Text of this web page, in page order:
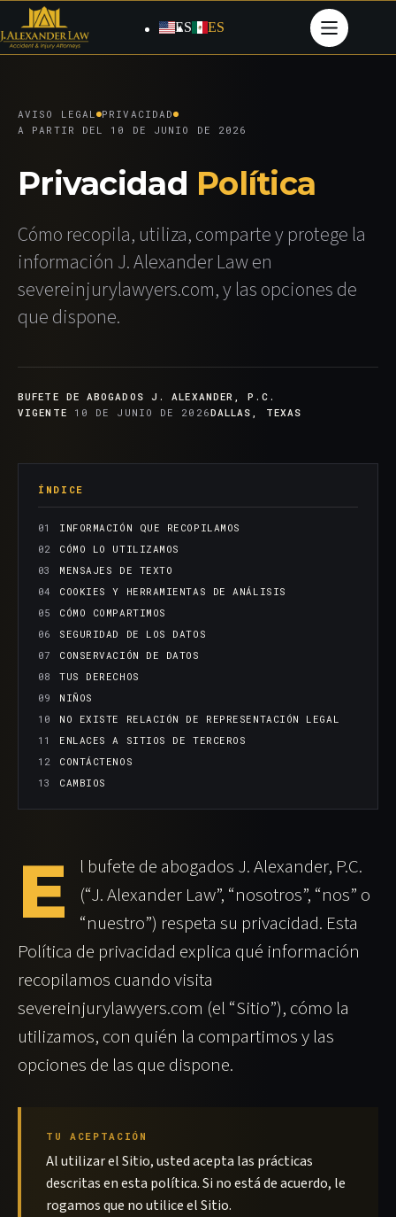
Saltar
contenido
ES ES
AVISO LEGAL PRIVACIDAD
A PARTIR DEL 10 DE JUNIO DE 2026
Privacidad Política
Cómo recopila, utiliza, comparte y protege la
información J. Alexander Law en
severeinjurylawyers.com, y las opciones de
que dispone.
BUFETE DE ABOGADOS J. ALEXANDER, P.C.
VIGENTE 10 DE JUNIO DE 2026DALLAS, TEXAS
ÍNDICE
INFORMACIÓN QUE RECOPILAMOS
CÓMO LO UTILIZAMOS
MENSAJES DE TEXTO
COOKIES Y HERRAMIENTAS DE ANÁLISIS
CÓMO COMPARTIMOS
SEGURIDAD DE LOS DATOS
CONSERVACIÓN DE DATOS
TUS DERECHOS
NIÑOS
NO EXISTE RELACIÓN DE REPRESENTACIÓN LEGAL
ENLACES A SITIOS DE TERCEROS
CONTÁCTENOS
CAMBIOS
E
l bufete de abogados J. Alexander, P.C.
(“J. Alexander Law”, “nosotros”, “nos” o
“nuestro”) respeta su privacidad. Esta
Política de privacidad explica qué información
recopilamos cuando visita
severeinjurylawyers.com (el “Sitio”), cómo la
utilizamos, con quién la compartimos y las
opciones de las que dispone.
TU ACEPTACIÓN
Al utilizar el Sitio, usted acepta las prácticas
descritas en esta política. Si no está de acuerdo, le
rogamos que no utilice el Sitio.